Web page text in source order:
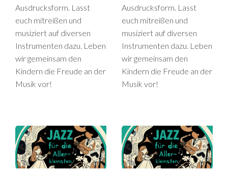
Ausdrucksform. Lasst
euch mitreißen und
musiziert auf diversen
Instrumenten dazu. Leben
wir gemeinsam den
Kindern die Freude an der
Musik vor!
Ausdrucksform. Lasst
euch mitreißen und
musiziert auf diversen
Instrumenten dazu. Leben
wir gemeinsam den
Kindern die Freude an der
Musik vor!